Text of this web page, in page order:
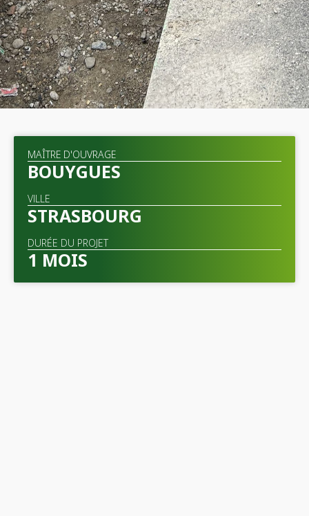
MAÎTRE D'OUVRAGE
BOUYGUES
VILLE
STRASBOURG
DURÉE DU PROJET
1 MOIS